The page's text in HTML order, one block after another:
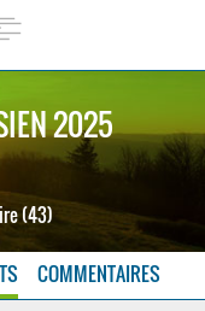
2025
(43)
COMMENTAIRES